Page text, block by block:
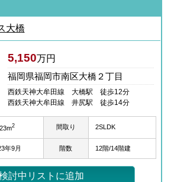
大橋
5,150万円
福岡県福岡市南区大橋２丁目
西鉄天神大牟田線 大橋駅 徒歩12分
西鉄天神大牟田線 井尻駅 徒歩14分
2 間取り 2SLDK
年9月 階数 12階/14階建
討中リストに追加